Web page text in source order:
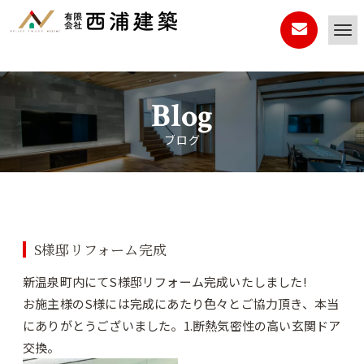
Blog
ブログ
S様邸リフォーム完成
新温泉町内にてS様邸リフォーム完成いたしました!
お施主様のS様には完成にあたり色々とご協力頂き、本当
にありがとうございました。1.断熱気密性の高い玄関ドア
交換。